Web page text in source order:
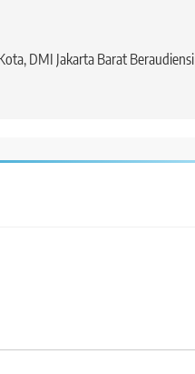
DMI Jakarta Barat Beraudiensi